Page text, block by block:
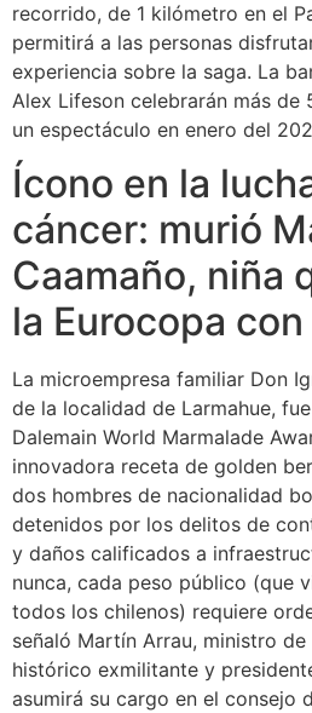
recorrido, de 1 kilómetro en el
permitirá a las personas
experiencia sobre la saga. La
Alex Lifeson celebrarán más de
un espectáculo en enero del
Ícono en la
cáncer: murió
Caamaño, niña
la Eurocopa con
La microempresa familiar Don
de la localidad de Larmahue,
Dalemain World Marmalade
innovadora receta de golden
dos hombres de nacionalidad
detenidos por los delitos de
y daños calificados a
nunca, cada peso público (que
todos los chilenos) requiere
señaló Martín Arrau, ministro de
histórico exmilitante y
asumirá su cargo en el consejo